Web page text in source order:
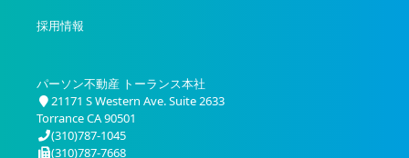
採用情報
パーソン不動産 トーランス本社
21171 S Western Ave. Suite 2633
Torrance CA 90501
(310)787-1045
(310)787-7668